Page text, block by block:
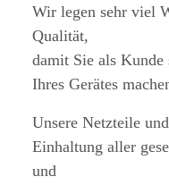
Wir legen sehr viel
Qualität,
damit Sie als
Ihres Gerätes
Unsere Netzteile
Einhaltung aller
und